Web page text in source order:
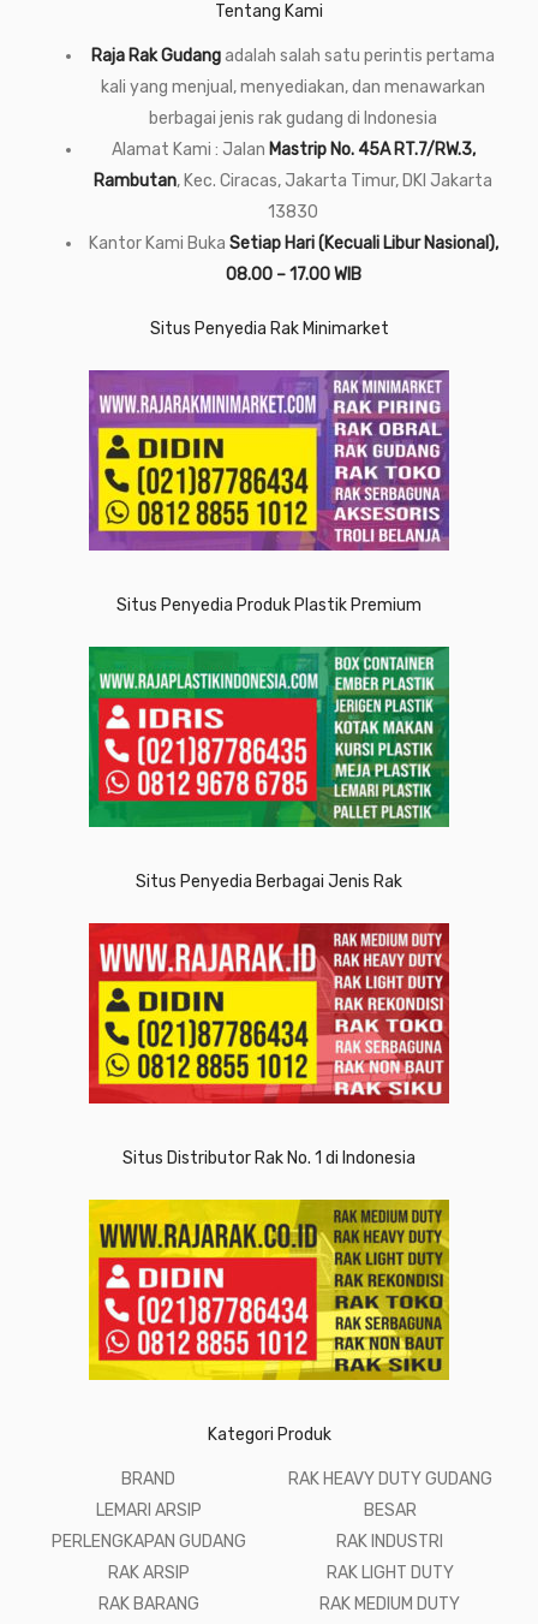
Tentang Kami
Raja Rak Gudangadalah salah satu perintis pertama
kali yang menjual, menyediakan, dan menawarkan
berbagai jenis rak gudang di Indonesia
Alamat Kami : Jalan Mastrip No. 45A RT.7/RW.3,
Rambutan, Kec. Ciracas, Jakarta Timur, DKI Jakarta
13830
Kantor Kami Buka Setiap Hari (Kecuali Libur Nasional),
08.00 – 17.00 WIB
Situs Penyedia Rak Minimarket
Situs Penyedia Produk Plastik Premium
Situs Penyedia Berbagai Jenis Rak
Situs Distributor Rak No. 1 di Indonesia
Kategori Produk
BRAND
LEMARI ARSIP
PERLENGKAPAN GUDANG
RAK ARSIP
RAK BARANG
RAK HEAVY DUTY GUDANG
BESAR
RAK INDUSTRI
RAK LIGHT DUTY
RAK MEDIUM DUTY